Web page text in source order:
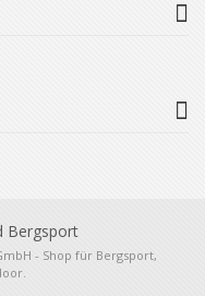
- Shop für Bergsport,